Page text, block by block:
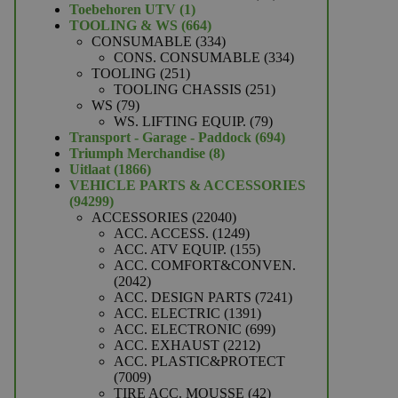
Toebehoren UTV 11
product
TOOLING & WS 664664
producten
CONSUMABLE 334334
producten
CONS. CONSUMABLE 334334
TOOLING 251251
producten
TOOLING CHASSIS 251251
WS 7979
producten
WS. LIFTING EQUIP. 7979
producten
Transport - Garage - Paddock 694694
Triumph Merchandise 88
Uitlaat 18661866
producten
VEHICLE PARTS & ACCESSORIES
9429994299
producten
ACCESSORIES 2204022040
producten
ACC. ACCESS. 12491249
producten
ACC. ATV EQUIP. 155155
producten
ACC. COMFORT&CONVEN.
20422042
producten
ACC. DESIGN PARTS 72417241
ACC. ELECTRIC 13911391
producten
ACC. ELECTRONIC 699699
ACC. EXHAUST 22122212
producten
ACC. PLASTIC&PROTECT
70097009
producten
TIRE ACC. MOUSSE 4242